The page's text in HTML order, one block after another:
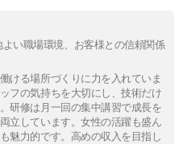
い職場環境、お客様との信頼関係
ける場所づくりに力を入れていま
フの気持ちを大切にし、技術だけ
研修は月一回の集中講習で成長を
立しています。女性の活躍も盛ん
魅力的です。高めの収入を目指し